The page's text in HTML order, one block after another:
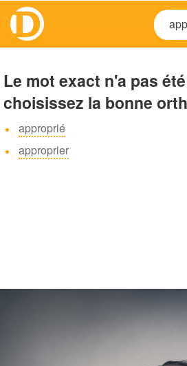
Le mot exact n'a pas
choisissez la bonne
approprié
approprier